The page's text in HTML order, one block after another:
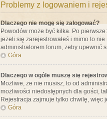
Problemy z logowaniem i
Dlaczego nie mogę się zalogować?
Powodów może być kilka. Po
jeżeli się zarejestrowałeś i mimo to
administratorem forum, żeby upewnić
Góra
Dlaczego w ogóle muszę się
Możliwe, że nie musisz, to od
możliwości niedostępnych dla gości,
Rejestracja zajmuje tylko chwilę, więc
Góra